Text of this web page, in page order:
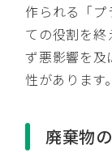
作られる「プ
ての役割を終
ず悪影響を及
性があります。
廃棄物